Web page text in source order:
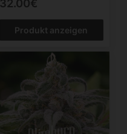
32.00€
Produkt anzeigen